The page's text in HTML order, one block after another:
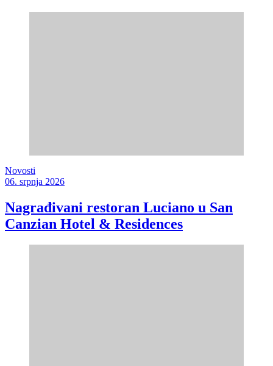
Novosti
06. srpnja 2026
Nagrađivani restoran Luciano u San
Canzian Hotel & Residences